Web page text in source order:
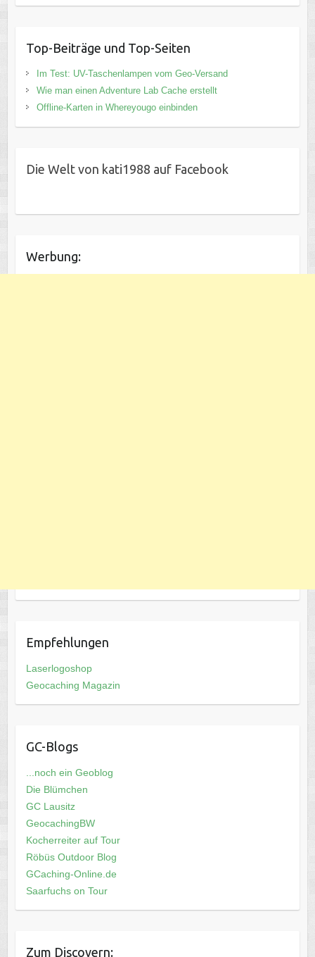
Top-Beiträge und Top-Seiten
Im Test: UV-Taschenlampen vom Geo-Versand
Wie man einen Adventure Lab Cache erstellt
Offline-Karten in Whereyougo einbinden
Die Welt von kati1988 auf Facebook
Werbung:
Empfehlungen
Laserlogoshop
Geocaching Magazin
GC-Blogs
...noch ein Geoblog
Die Blümchen
GC Lausitz
GeocachingBW
Kocherreiter auf Tour
Röbüs Outdoor Blog
GCaching-Online.de
Saarfuchs on Tour
Zum Discovern: